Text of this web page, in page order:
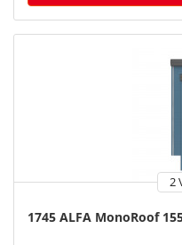
2
1745 ALFA MonoRoof